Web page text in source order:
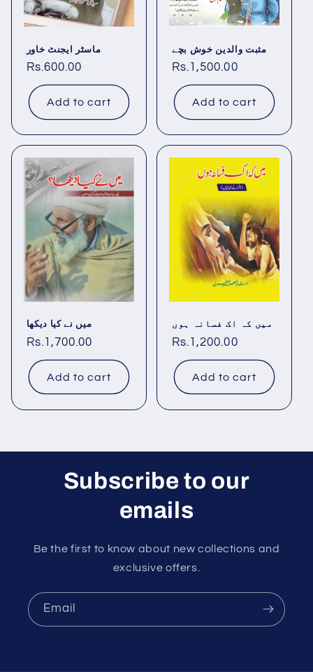
ماسٹر ایجنٹ خاور
Regular
price
Rs.600.00
Add to cart
مثبت والدین خوش بچے
Regular
price
Rs.1,500.00
Add to cart
میں نے کیا دیکھا
Regular
price
Rs.1,700.00
Add to cart
میں کہ اک فسانہ ہوں
Regular
price
Rs.1,200.00
Add to cart
Subscribe to our
emails
Be the first to know about new collections and
exclusive offers.
Email